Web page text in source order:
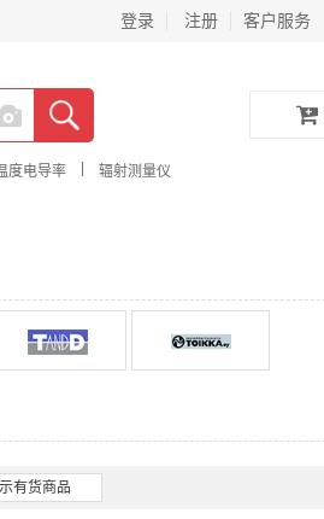
客户服务
登录 注册
度电导率 辐射测量仪
有货商品